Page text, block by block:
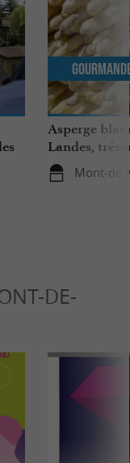
Asperge
Landes,
région
Mont-de-
DE-